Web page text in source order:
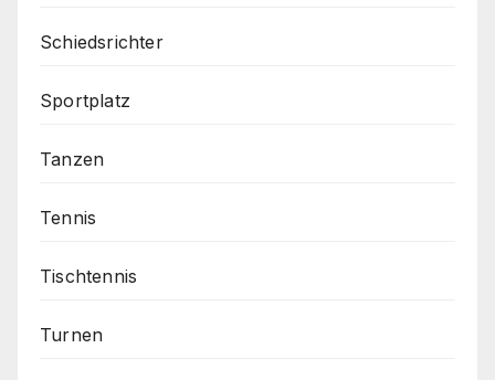
Schiedsrichter
Sportplatz
Tanzen
Tennis
Tischtennis
Turnen